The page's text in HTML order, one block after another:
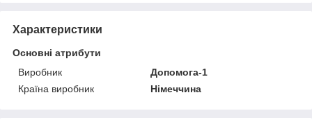
Характеристики
Основні атрибути
Виробник
Допомога-1
Країна виробник
Німеччина